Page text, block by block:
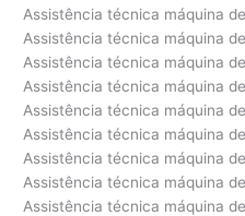
Assistência técnica máquina
Assistência técnica máquina
Assistência técnica máquina
Assistência técnica máquina
Assistência técnica máquina
Assistência técnica máquina
Assistência técnica máquina
Assistência técnica máquina
Assistência técnica máquina